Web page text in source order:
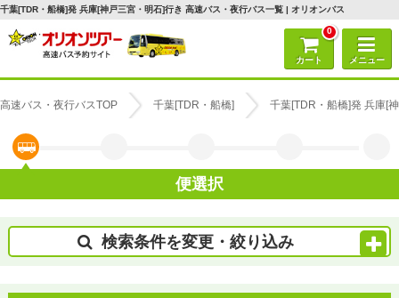
千葉[TDR・船橋]発 兵庫[神戸三宮・明石]行き 高速バス・夜行バス一覧 | オリオンバス
0
カート メニュー
高速バス・夜行バスTOP 千葉[TDR・船橋] 千葉[TDR・船橋]発 兵庫[
便選択
検索条件を変更・絞り込み